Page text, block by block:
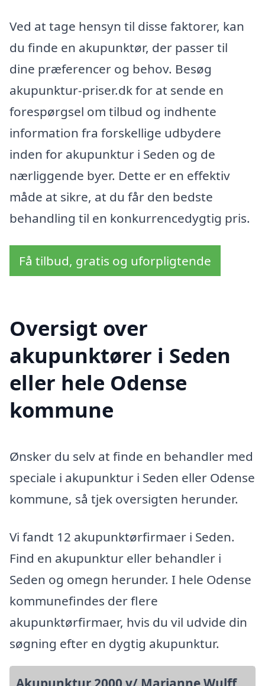
Ved at tage hensyn til disse faktorer, kan
du finde en akupunktør, der passer til
dine præferencer og behov. Besøg
akupunktur-priser.dk for at sende en
forespørgsel om tilbud og indhente
information fra forskellige udbydere
inden for akupunktur i Seden og de
nærliggende byer. Dette er en effektiv
måde at sikre, at du får den bedste
behandling til en konkurrencedygtig pris.
Få tilbud, gratis og uforpligtende
Oversigt over
akupunktører i Seden
eller hele Odense
kommune
Ønsker du selv at finde en behandler med
speciale i akupunktur i Seden eller Odense
kommune, så tjek oversigten herunder.
Vi fandt 12 akupunktørfirmaer i Seden.
Find en akupunktur eller behandler i
Seden og omegn herunder. I hele Odense
kommunefindes der flere
akupunktørfirmaer, hvis du vil udvide din
søgning efter en dygtig akupunktur.